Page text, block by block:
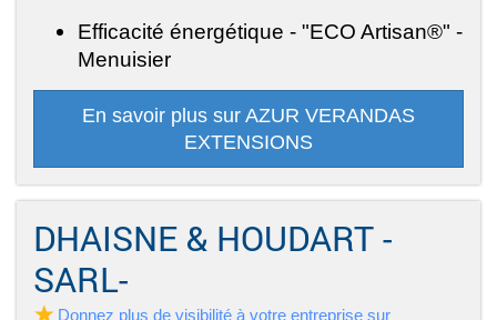
Efficacité énergétique - "ECO Artisan®" -
Menuisier
En savoir plus sur AZUR VERANDAS
EXTENSIONS
DHAISNE & HOUDART -
SARL-
Donnez plus de visibilité à votre entreprise sur